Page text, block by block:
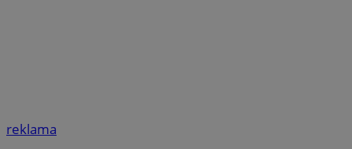
reklama